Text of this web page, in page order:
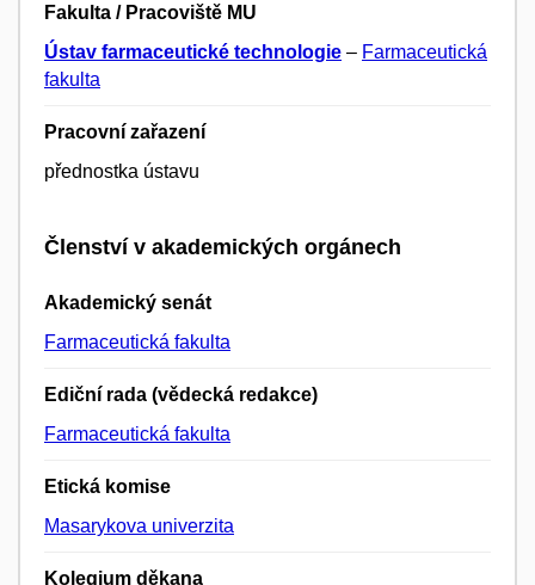
Fakulta / Pracoviště MU
Ústav farmaceutické technologie – Farmaceutická
fakulta
Pracovní zařazení
přednostka ústavu
Členství v akademických orgánech
Akademický senát
Farmaceutická fakulta
Ediční rada (vědecká redakce)
Farmaceutická fakulta
Etická komise
Masarykova univerzita
Kolegium děkana